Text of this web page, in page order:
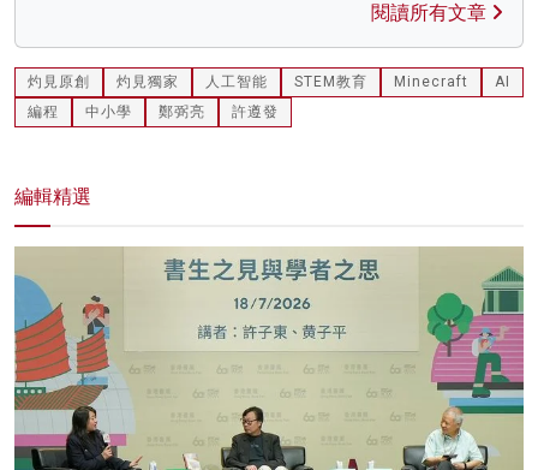
閱讀所有文章
灼見原創 灼見獨家 人工智能 STEM教育 Minecraft
AI
編程
中小學 鄭弼亮 許遵發
編輯精選